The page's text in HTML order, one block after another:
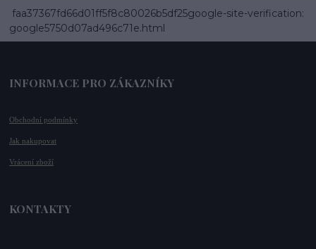
faa37367fd66d01ff5f8c80026b5df25google-site-verification:
google5750d07ad496c71e.html
INFORMACE PRO ZÁKAZNÍKY
Obchodní podmínky
Jak nakupovat
Vrácení zboží
KONTAKTY